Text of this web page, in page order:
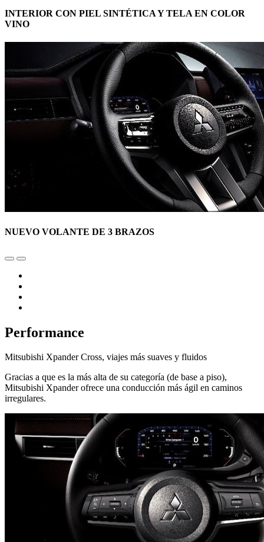
INTERIOR CON PIEL SINTÉTICA Y TELA EN COLOR
VINO
NUEVO VOLANTE DE 3 BRAZOS
Performance
Mitsubishi Xpander Cross, viajes más suaves y fluidos
Gracias a que es la más alta de su categoría (de base a piso),
Mitsubishi Xpander ofrece una conducción más ágil en caminos
irregulares.